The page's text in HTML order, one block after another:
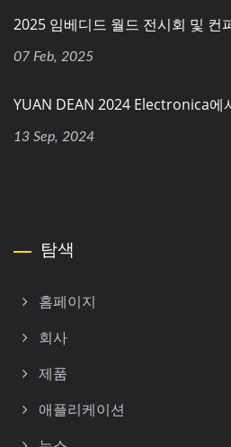
2025 임베디드 월드 전시회 및 컨
07 Feb, 2025
YUAN DEAN 2024 Electronica에
13 Sep, 2024
탐색
홈페이지
회사
제품
애플리케이션